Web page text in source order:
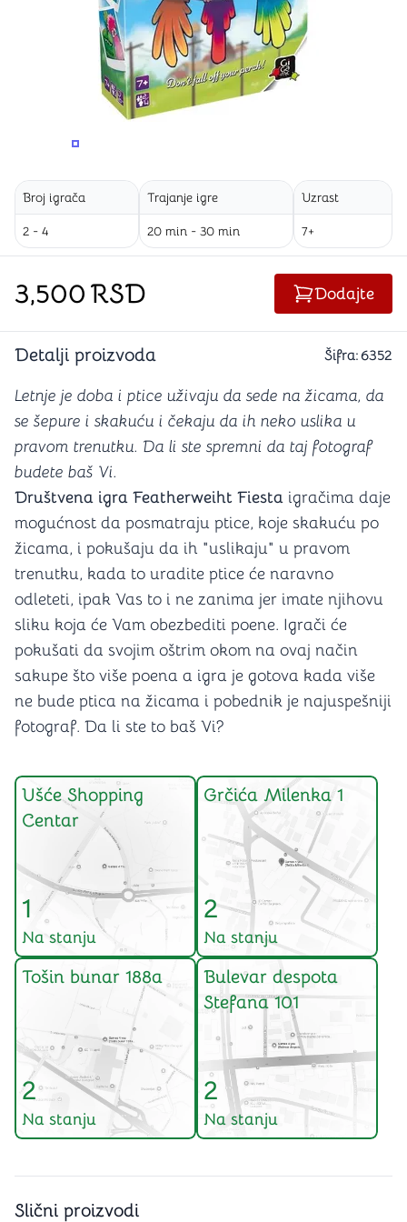
PROMENITE UGAO GLEDANJA
Broj igrača
2 - 4
Trajanje igre
20 min - 30 min
Uzrast
7+
3,500RSD Dodajte
Detalji proizvoda Šifra:6352
Letnje je doba i ptice uživaju da sede na žicama, da
se šepure i skakuću i čekaju da ih neko uslika u
pravom trenutku. Da li ste spremni da taj fotograf
budete baš Vi.
Društvena igra Featherweiht Fiesta igračima daje
mogućnost da posmatraju ptice, koje skakuću po
žicama, i pokušaju da ih "uslikaju" u pravom
trenutku, kada to uradite ptice će naravno
odleteti, ipak Vas to i ne zanima jer imate njihovu
sliku koja će Vam obezbediti poene. Igrači će
pokušati da svojim oštrim okom na ovaj način
sakupe što više poena a igra je gotova kada više
ne bude ptica na žicama i pobednik je najuspešniji
fotograf. Da li ste to baš Vi?
Ušće Shopping
Centar
1
Na stanju
Grčića Milenka 1
2
Na stanju
Tošin bunar 188a
2
Na stanju
Bulevar despota
Stefana 101
2
Na stanju
Slični proizvodi